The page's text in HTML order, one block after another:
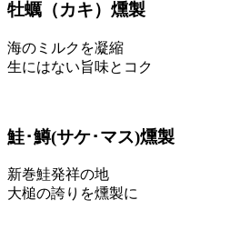
牡蠣 （カキ） 燻製
海のミルクを凝縮
生にはない旨味とコク
鮭･鱒(サケ･マス)燻製
新巻鮭発祥の地
大槌の誇りを燻製に